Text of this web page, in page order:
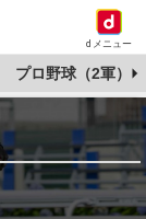
dメニュー
プロ野球（2軍）